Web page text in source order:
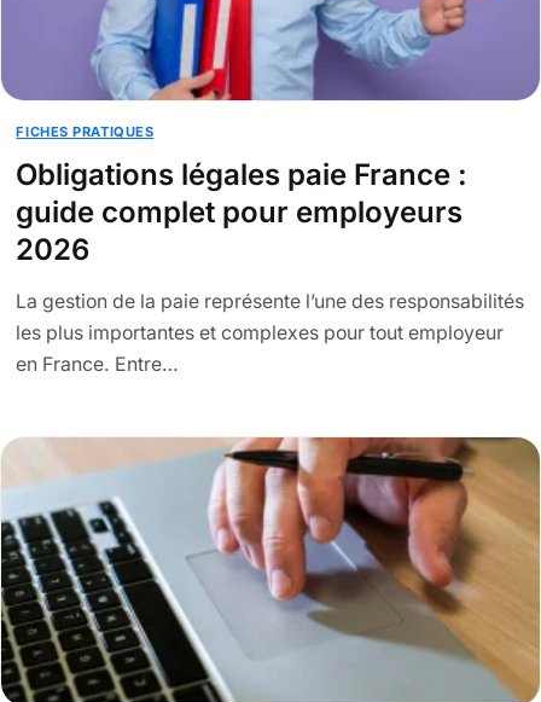
FICHES PRATIQUES
Obligations légales paie France :
guide complet pour employeurs
2026
La gestion de la paie représente l’une des responsabilités
les plus importantes et complexes pour tout employeur
en France. Entre…